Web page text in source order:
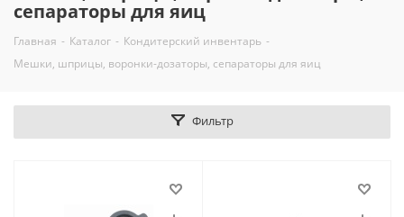
сепараторы для яиц
Главная - Каталог - Кондитерский инвентарь -
Мешки, шприцы, воронки-дозаторы, сепараторы для яиц
Фильтр